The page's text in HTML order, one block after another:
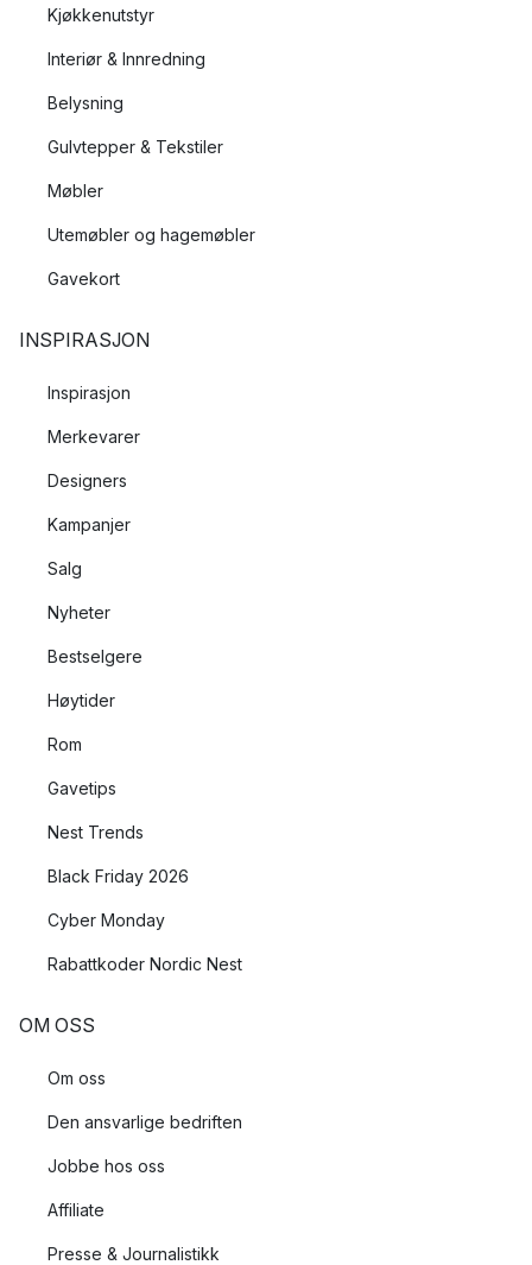
Kjøkkenutstyr
Interiør & Innredning
Belysning
Gulvtepper & Tekstiler
Møbler
Utemøbler og hagemøbler
Gavekort
INSPIRASJON
Inspirasjon
Merkevarer
Designers
Kampanjer
Salg
Nyheter
Bestselgere
Høytider
Rom
Gavetips
Nest Trends
Black Friday 2026
Cyber Monday
Rabattkoder Nordic Nest
OM OSS
Om oss
Den ansvarlige bedriften
Jobbe hos oss
Affiliate
Presse & Journalistikk